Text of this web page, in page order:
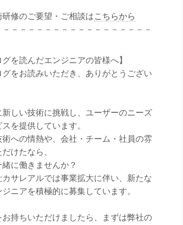
研修のご要望・ご相談はこちらから
－－－－－－－－－－－－－－－－－－
グを読んだエンジニアの皆様へ】
をお読みいただき、ありがとうござい
しい技術に挑戦し、ユーザーのニーズ
を提供しています。
術への情熱や、会社・チーム・社員の雰
けたなら、
に働きませんか？
サレアルでは事業拡大に伴い、新たな
ニアを積極的に募集しています。
お持ちいただけましたら、まずは弊社の